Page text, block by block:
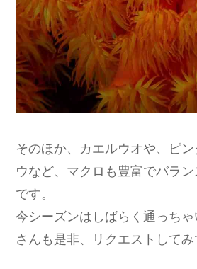
そのほか、カエルウオや、ピ
ウなど、マクロも豊富でバラ
です。
今シーズンはしばらく通っち
さんも是非、リクエストしてみ